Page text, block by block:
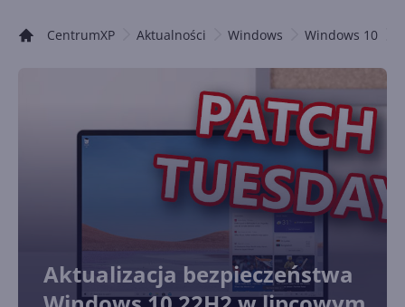
CentrumXP Aktualności Windows Windows 10
Aktualizacja bezpieczeństwa